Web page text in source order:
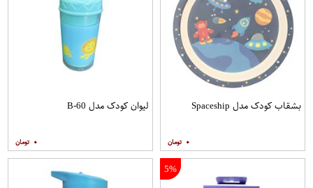
بشقاب کودک مدل Spaceship
۰
لیوان کودک مدل B-60
۰
5%